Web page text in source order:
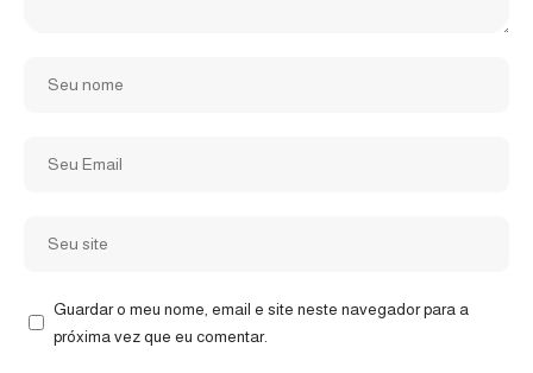
Guardar o meu nome, email e site neste navegador para a
próxima vez que eu comentar.